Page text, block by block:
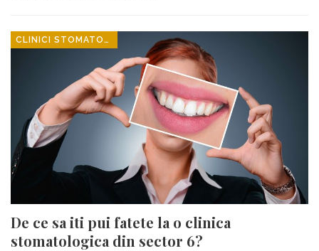
CLINICI STOMATOLOGICE
De ce sa iti pui fatete la o clinica
stomatologica din sector 6?